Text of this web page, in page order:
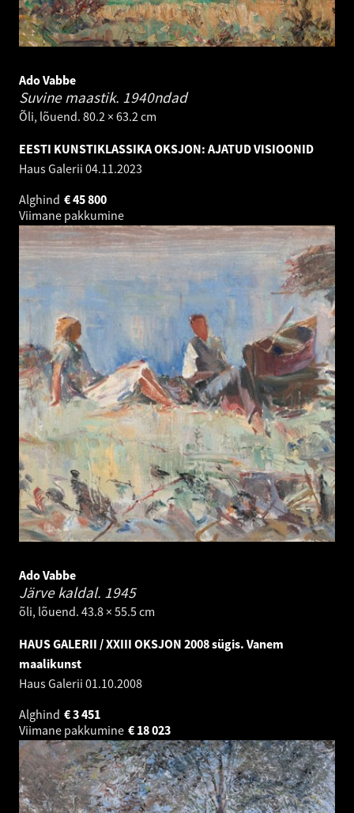
Ado Vabbe
Suvine maastik. 1940ndad
Õli, lõuend. 80.2 × 63.2 cm
EESTI KUNSTIKLASSIKA OKSJON: AJATUD VISIOONID
Haus Galerii 04.11.2023
Alghind
45 800
€
Viimane pakkumine
Ado Vabbe
Järve kaldal. 1945
õli, lõuend. 43.8 × 55.5 cm
HAUS GALERII / XXIII OKSJON 2008 sügis. Vanem
maalikunst
Haus Galerii 01.10.2008
Alghind
3 451
€
Viimane pakkumine
18 023
€